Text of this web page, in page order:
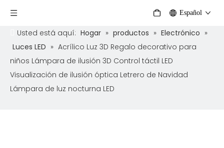
Español
Usted está aquí: Hogar » productos » Electrónico »
Luces LED » Acrílico Luz 3D Regalo decorativo para
niños Lámpara de ilusión 3D Control táctil LED
Visualización de ilusión óptica Letrero de Navidad
Lámpara de luz nocturna LED